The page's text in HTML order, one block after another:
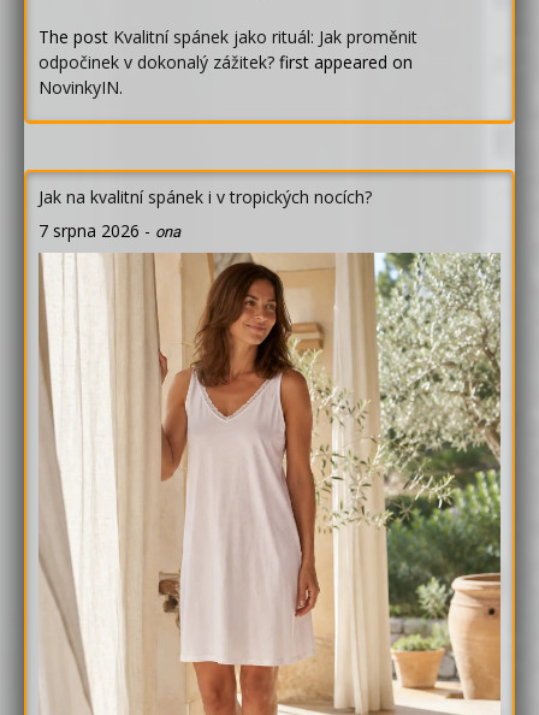
The post Kvalitní spánek jako rituál: Jak proměnit
odpočinek v dokonalý zážitek? first appeared on
NovinkyIN.
Jak na kvalitní spánek i v tropických nocích?
7 srpna 2026 - ona